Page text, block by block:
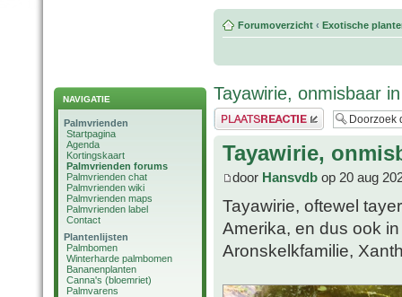
NAVIGATIE
Palmvrienden
Startpagina
Agenda
Kortingskaart
Palmvrienden forums
Palmvrienden chat
Palmvrienden wiki
Palmvrienden maps
Palmvrienden label
Contact
Plantenlijsten
Palmbomen
Winterharde palmbomen
Bananenplanten
Canna's (bloemriet)
Palmvarens
Forumoverzicht ‹ Exotische
Tayawirie, onmisbaar
Plaats een reactie
Tayawirie,
door Hansvdb op 20 aug
Tayawirie, oftewel
Amerika, en dus ook
Aronskelkfamilie,